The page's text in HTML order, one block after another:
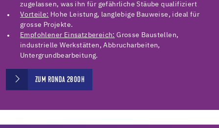
zugelassen, was ihn für gefährliche Stäube qualifiziert
Vorteile: Hohe Leistung, langlebige Bauweise, ideal für
grosse Projekte.
Empfohlener Einsatzbereich: Grosse Baustellen,
industrielle Werkstätten, Abbrucharbeiten,
Untergrundbearbeitung.
ZUM RONDA 2800H